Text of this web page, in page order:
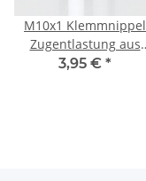
M10x1 Klemmnippel
Zugentlastung aus
Metall Verchromt mit
3,95 € *